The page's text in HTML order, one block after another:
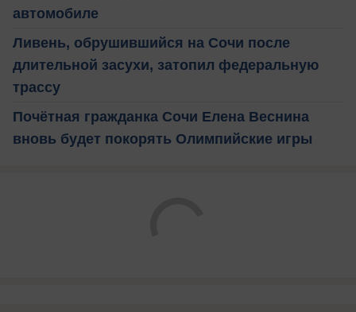
автомобиле
Ливень, обрушившийся на Сочи после
длительной засухи, затопил федеральную
трассу
Почётная гражданка Сочи Елена Веснина
вновь будет покорять Олимпийские игры